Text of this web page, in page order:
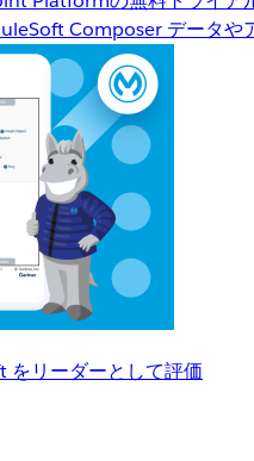
Composer データや
をリーダーとして評価